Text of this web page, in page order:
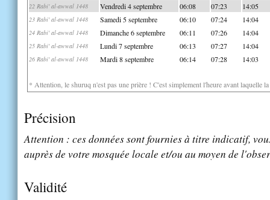
22 Rabi' al-awwal 1448 Vendredi 4 septembre 06:08 07:23 14:05
23 Rabi' al-awwal 1448 Samedi 5 septembre 06:10 07:24 14:04
24 Rabi' al-awwal 1448 Dimanche 6 septembre 06:11 07:26 14:04
25 Rabi' al-awwal 1448 Lundi 7 septembre 06:13 07:27 14:04
26 Rabi' al-awwal 1448 Mardi 8 septembre 06:14 07:28 14:03
* Attention, le shuruq n'est pas une prière ! C'est simplement l'heure avant laquelle
Précision
Attention : ces données sont fournies à titre indicatif,
auprès de votre mosquée locale et/ou au moyen de
Validité